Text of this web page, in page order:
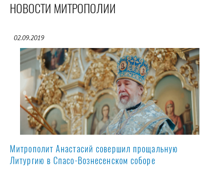
НОВОСТИ МИТРОПОЛИИ
02.09.2019
Митрополит Анастасий совершил прощальную
Литургию в Спасо-Вознесенском соборе